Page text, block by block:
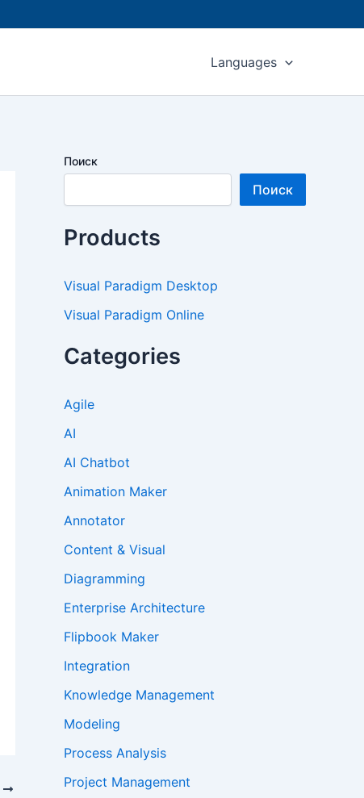
Languages
Поиск
Поиск
Products
Visual Paradigm Desktop
Visual Paradigm Online
Categories
Agile
AI
AI Chatbot
Animation Maker
Annotator
Content & Visual
Diagramming
Enterprise Architecture
Flipbook Maker
Integration
Knowledge Management
Modeling
Process Analysis
Project Management